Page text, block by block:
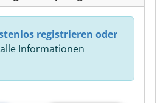
registrieren oder
Informationen